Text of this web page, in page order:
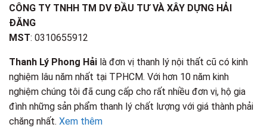
CÔNG TY TNHH TM DV ĐẦU TƯ VÀ XÂY DỰNG HẢI
ĐĂNG
MST: 0310655912
Thanh Lý Phong Hải là đơn vị thanh lý nội thất cũ có kinh
nghiệm lâu năm nhất tại TPHCM. Với hơn 10 năm kinh
nghiệm chúng tôi đã cung cấp cho rất nhiều đơn vị, hộ gia
đình những sản phẩm thanh lý chất lượng với giá thành phải
chăng nhất. Xem thêm